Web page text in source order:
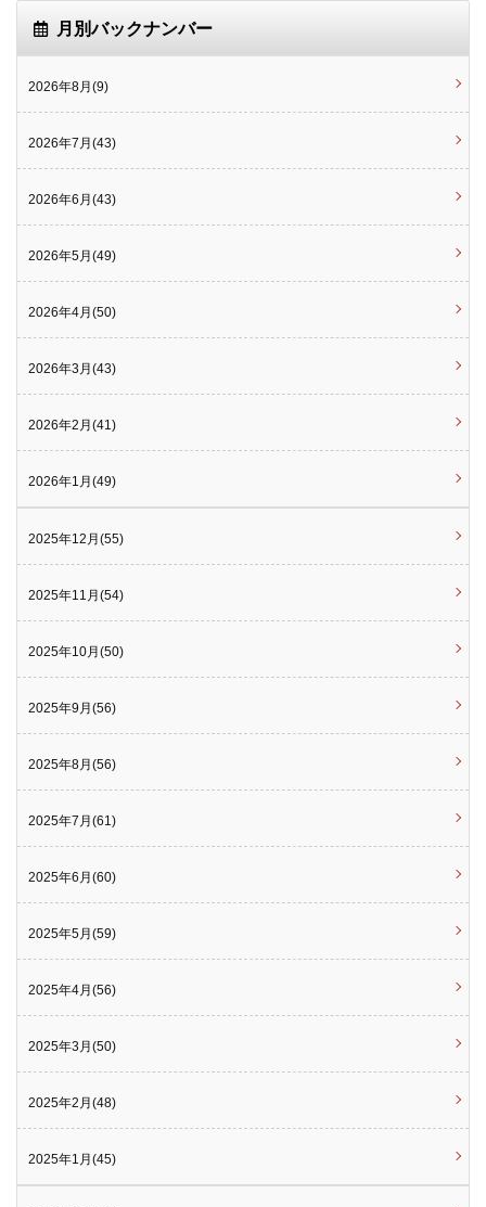
月別バックナンバー
2026年8月(9)
2026年7月(43)
2026年6月(43)
2026年5月(49)
2026年4月(50)
2026年3月(43)
2026年2月(41)
2026年1月(49)
2025年12月(55)
2025年11月(54)
2025年10月(50)
2025年9月(56)
2025年8月(56)
2025年7月(61)
2025年6月(60)
2025年5月(59)
2025年4月(56)
2025年3月(50)
2025年2月(48)
2025年1月(45)